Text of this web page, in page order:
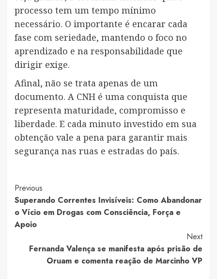
processo tem um tempo mínimo
necessário. O importante é encarar cada
fase com seriedade, mantendo o foco no
aprendizado e na responsabilidade que
dirigir exige.
Afinal, não se trata apenas de um
documento. A CNH é uma conquista que
representa maturidade, compromisso e
liberdade. E cada minuto investido em sua
obtenção vale a pena para garantir mais
segurança nas ruas e estradas do país.
Post
Navigation
Previous
Superando Correntes Invisíveis: Como Abandonar
o Vício em Drogas com Consciência, Força e
Apoio
Next
Fernanda Valença se manifesta após prisão de
Oruam e comenta reação de Marcinho VP